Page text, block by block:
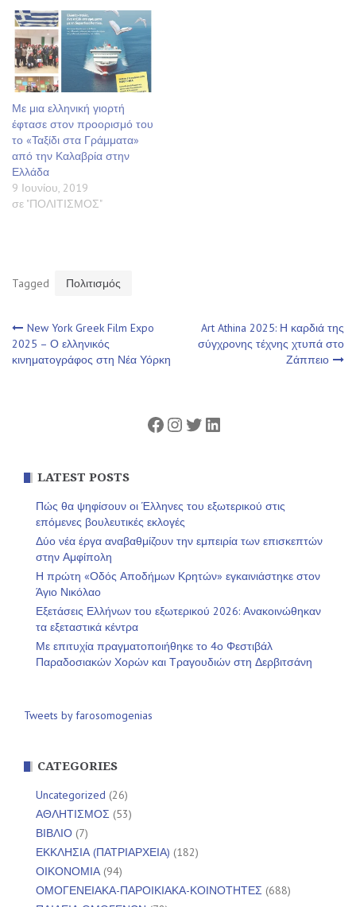
Με μια ελληνική γιορτή
έφτασε στον προορισμό του
το «Ταξίδι στα Γράμματα»
από την Καλαβρία στην
Ελλάδα
9 Ιουνίου, 2019
σε "ΠΟΛΙΤΙΣΜΟΣ"
Tagged Πολιτισμός
Πλοήγηση
άρθρων
New York Greek Film Expo
2025 – Ο ελληνικός
κινηματογράφος στη Νέα Υόρκη
Art Athina 2025: Η καρδιά της
σύγχρονης τέχνης χτυπά στο
Ζάππειο
Facebook
Instagram
Twitter
Linkedin
LATEST POSTS
Πώς θα ψηφίσουν οι Έλληνες του εξωτερικού στις
επόμενες βουλευτικές εκλογές
Δύο νέα έργα αναβαθμίζουν την εμπειρία των επισκεπτών
στην Αμφίπολη
Η πρώτη «Οδός Αποδήμων Κρητών» εγκαινιάστηκε στον
Άγιο Νικόλαο
Εξετάσεις Ελλήνων του εξωτερικού 2026: Ανακοινώθηκαν
τα εξεταστικά κέντρα
Με επιτυχία πραγματοποιήθηκε το 4ο Φεστιβάλ
Παραδοσιακών Χορών και Τραγουδιών στη Δερβιτσάνη
Tweets by farosomogenias
CATEGORIES
Uncategorized (26)
ΑΘΛΗΤΙΣΜΟΣ (53)
ΒΙΒΛΙΟ (7)
ΕΚΚΛΗΣΙΑ (ΠΑΤΡΙΑΡΧΕΙΑ) (182)
ΟΙΚΟΝΟΜΙΑ(94)
ΟΜΟΓΕΝΕΙΑΚΑ-ΠΑΡΟΙΚΙΑΚΑ-ΚΟΙΝΟΤΗΤΕΣ (688)